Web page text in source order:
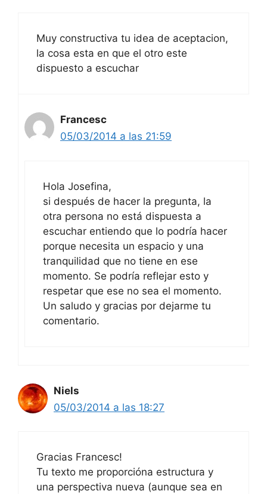
Muy constructiva tu idea de aceptacion,
la cosa esta en que el otro este
dispuesto a escuchar
Francesc
05/03/2014 a las 21:59
Hola Josefina,
si después de hacer la pregunta, la
otra persona no está dispuesta a
escuchar entiendo que lo podría hacer
porque necesita un espacio y una
tranquilidad que no tiene en ese
momento. Se podría reflejar esto y
respetar que ese no sea el momento.
Un saludo y gracias por dejarme tu
comentario.
Niels
05/03/2014 a las 18:27
Gracias Francesc!
Tu texto me proporcióna estructura y
una perspectiva nueva (aunque sea en